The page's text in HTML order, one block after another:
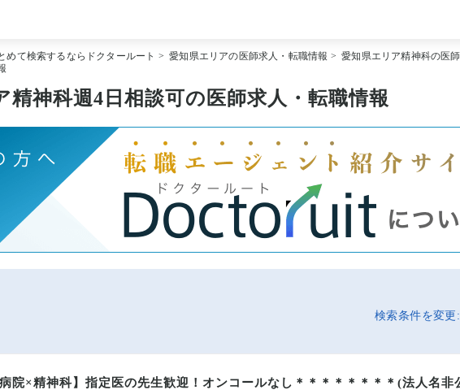
[常勤] 科目から探す
[非常勤] 科目から探す
[非常勤] 特徴から探す
運営者情報
プライバシーポリシー
めて検索するならドクタールート >愛知県エリアの医師求人・転職情報 >愛知県エリア精神科の医
精神科週4日相談可の医師求人・転職情報
検索条件を変更:
院×精神科】指定医の先生歓迎！オンコールなし＊＊＊＊＊＊＊＊(法人名非